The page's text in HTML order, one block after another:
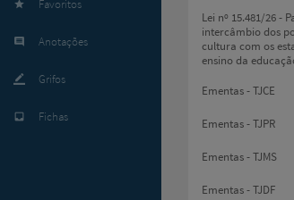
star Favoritos
comment Anotações
border_color Grifos
inbox Fichas
Lei nº 15.481/26 -
intercâmbio dos
cultura com os
ensino da
Ementas - TJCE
Ementas - TJPR
Ementas - TJMS
Ementas - TJDF